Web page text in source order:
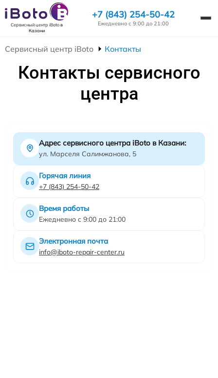
Сервисный центр iBotoв
Казани
+7 (843) 254-50-42
Ежедневно с 9:00 до 21:00
Сервисный центр iBoto Контакты
Контакты сервисного
центра
Адрес сервисного центра iBoto в Казани:
ул. Марселя Салимжанова, 5
Горячая линия
+7 (843) 254-50-42
Время работы
Ежедневно с 9:00 до 21:00
Электронная почта
info@iboto-repair-center.ru